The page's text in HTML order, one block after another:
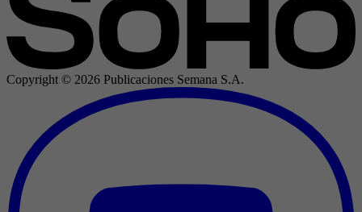
Copyright © 2026 Publicaciones Semana S.A.